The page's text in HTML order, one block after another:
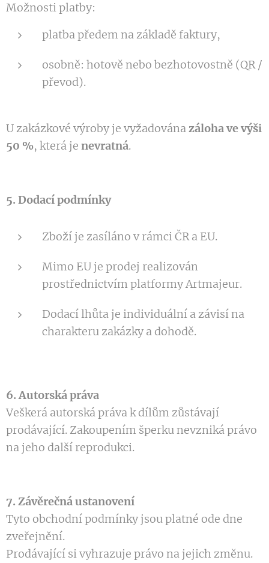
Možnosti platby:
platba předem na základě faktury,
osobně: hotově nebo bezhotovostně (QR /
převod).
U zakázkové výroby je vyžadovánazáloha ve výši
50 %, která je nevratná.
5. Dodací podmínky
Zboží je zasíláno v rámci ČR a EU.
Mimo EU je prodej realizován
prostřednictvím platformy Artmajeur.
Dodací lhůta je individuální a závisí na
charakteru zakázky a dohodě.
6. Autorská práva
Veškerá autorská práva k dílům zůstávají
prodávající. Zakoupením šperku nevzniká právo
na jeho další reprodukci.
7. Závěrečná ustanovení
Tyto obchodní podmínky jsou platné ode dne
zveřejnění.
Prodávající si vyhrazuje právo na jejich změnu.